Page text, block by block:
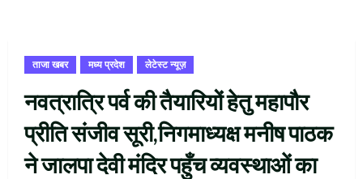
ताजा खबर मध्य प्रदेश लेटेस्ट न्यूज़
नवत्रात्रि पर्व की तैयारियों हेतु महापौर
प्रीति संजीव सूरी,निगमाध्यक्ष मनीष पाठक
ने जालपा देवी मंदिर पहुँच व्यवस्थाओं का